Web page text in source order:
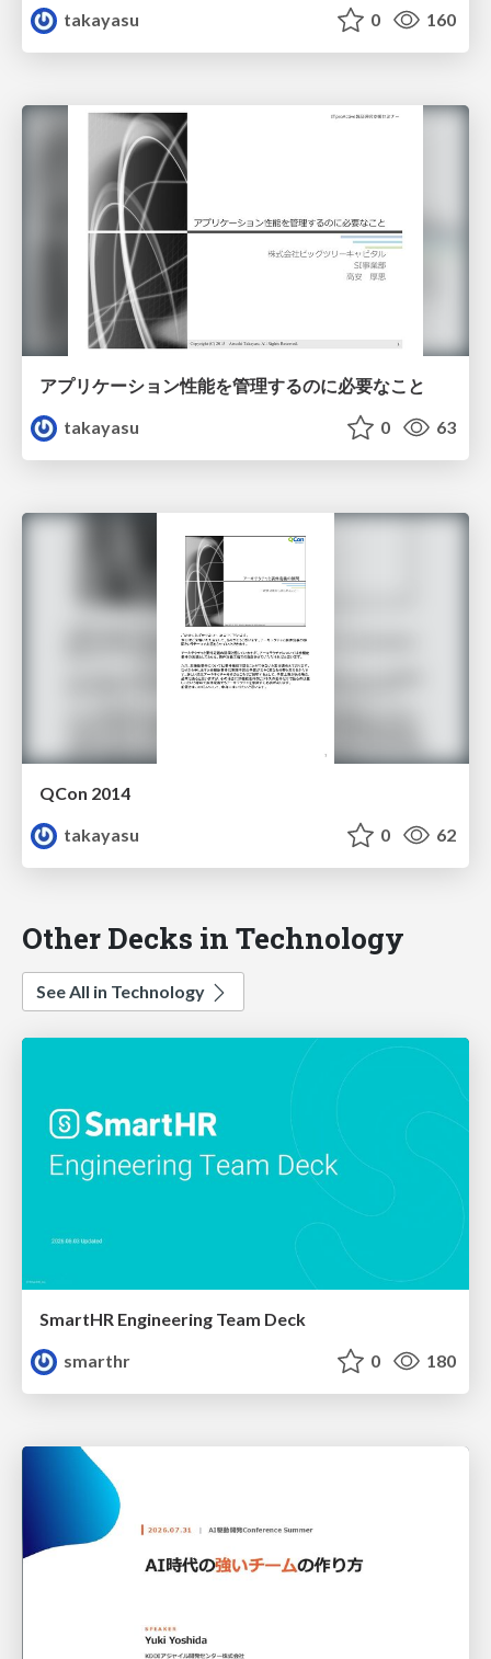
takayasu
0 160
アプリケーション性能を管理するのに必要なこと
takayasu
0 63
QCon 2014
takayasu
0 62
Other Decks in Technology
See All in Technology
SmartHR Engineering Team Deck
smarthr
0 180